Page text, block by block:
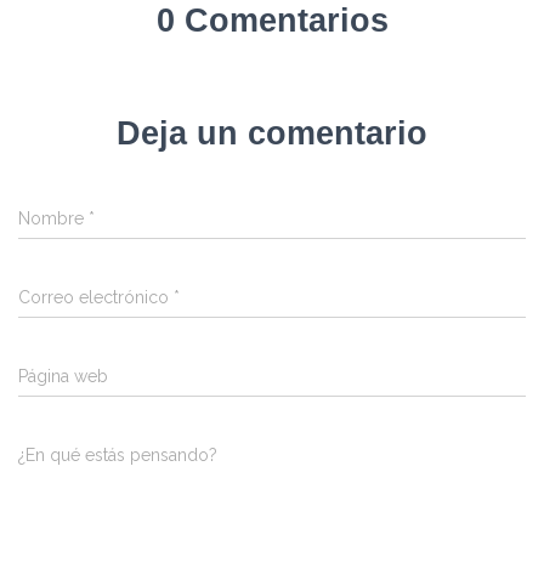
0 Comentarios
Deja un comentario
Nombre *
Correo electrónico *
Página web
¿En qué estás pensando?